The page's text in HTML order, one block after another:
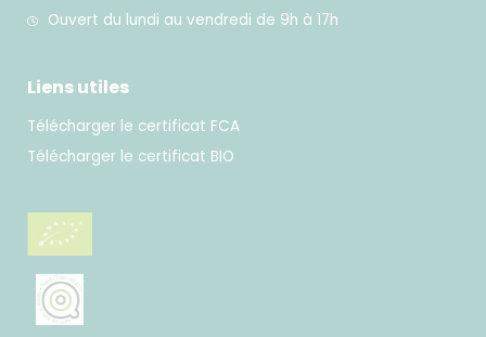
Ouvert du lundi au vendredi de 9h à 17h
Liens utiles
Télécharger le certificat FCA
Télécharger le certificat BIO